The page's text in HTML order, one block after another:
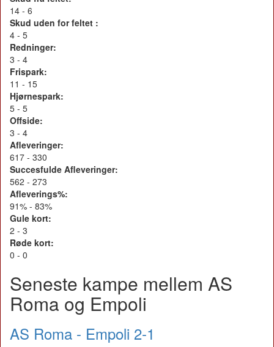
14 - 6
Skud uden for feltet :
4 - 5
Redninger:
3 - 4
Frispark:
11 - 15
Hjørnespark:
5 - 5
Offside:
3 - 4
Afleveringer:
617 - 330
Succesfulde Afleveringer:
562 - 273
Afleverings%:
91% - 83%
Gule kort:
2 - 3
Røde kort:
0 - 0
Seneste kampe mellem AS
Roma og Empoli
AS Roma - Empoli 2-1